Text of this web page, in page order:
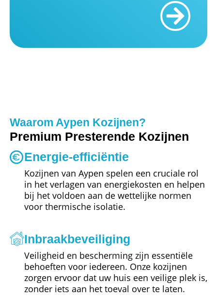
Waarom Aypen Kozijnen?
Premium Presterende Kozijnen
Energie-efficiëntie
Kozijnen van Aypen spelen een cruciale rol
in het verlagen van energiekosten en helpen
bij het voldoen aan de wettelijke normen
voor thermische isolatie.
Inbraakbeveiliging
Veiligheid en bescherming zijn essentiële
behoeften voor iedereen. Onze kozijnen
zorgen ervoor dat uw huis een veilige plek is,
zonder iets aan het toeval over te laten.